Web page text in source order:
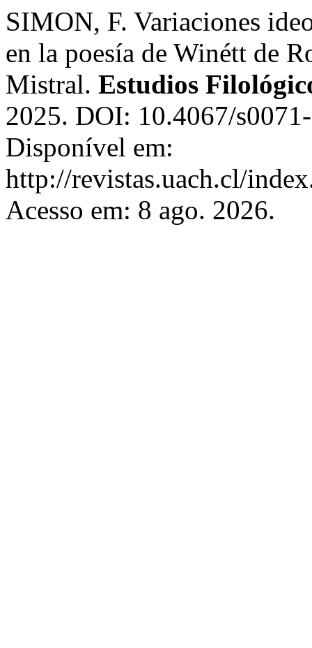
SIMON, F. Variaciones
en la poesía de Winétt de
Mistral. Estudios
2025. DOI: 10.4067/
Disponível em:
http://revistas.uach.cl/
Acesso em: 8 ago. 2026.